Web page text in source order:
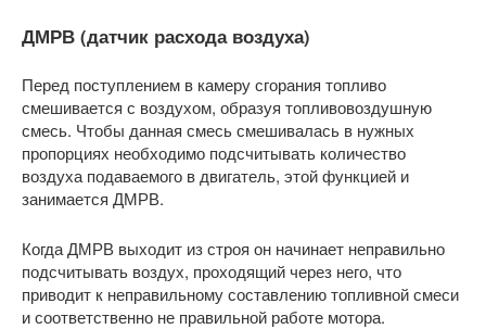
ДМРВ (датчик расхода воздуха)
Перед поступлением в камеру сгорания топливо
смешивается с воздухом, образуя топливовоздушную
смесь. Чтобы данная смесь смешивалась в нужных
пропорциях необходимо подсчитывать количество
воздуха подаваемого в двигатель, этой функцией и
занимается ДМРВ.
Когда ДМРВ выходит из строя он начинает неправильно
подсчитывать воздух, проходящий через него, что
приводит к неправильному составлению топливной смеси
и соответственно не правильной работе мотора.